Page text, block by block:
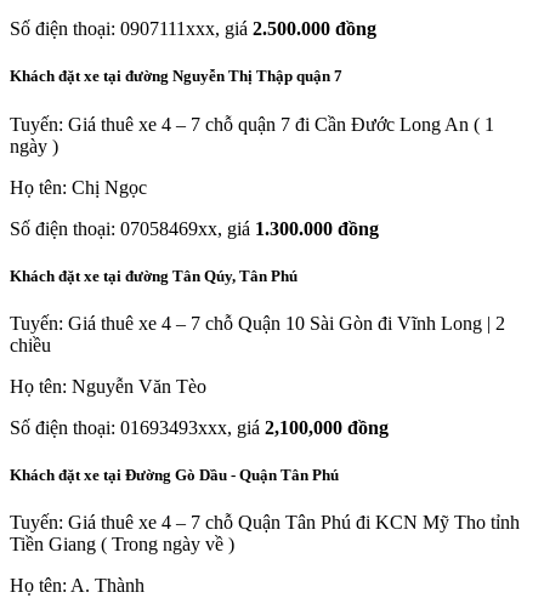
Số điện thoại: 0907111xxx, giá 2.500.000 đồng
Khách đặt xe tại đường Nguyễn Thị Thập quận 7
Tuyến: Giá thuê xe 4 – 7 chỗ quận 7 đi Cần Đước Long An ( 1
ngày )
Họ tên: Chị Ngọc
Số điện thoại: 07058469xx, giá 1.300.000 đồng
Khách đặt xe tại đường Tân Qúy, Tân Phú
Tuyến: Giá thuê xe 4 – 7 chỗ Quận 10 Sài Gòn đi Vĩnh Long | 2
chiều
Họ tên: Nguyễn Văn Tèo
Số điện thoại: 01693493xxx, giá 2,100,000 đồng
Khách đặt xe tại Đường Gò Dầu - Quận Tân Phú
Tuyến: Giá thuê xe 4 – 7 chỗ Quận Tân Phú đi KCN Mỹ Tho tỉnh
Tiền Giang ( Trong ngày về )
Họ tên: A. Thành